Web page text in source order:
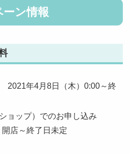
ン情報
2021年4月8日（木）0:00～終
ョップ）でのお申し込み
店～終了日未定